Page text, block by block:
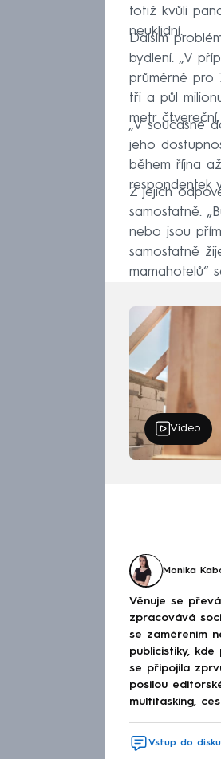
totiž kvůli
neuklidní.
Dalším
bydlení. „V
průměrně pro
tři a půl
metr
„V současné
jeho
během října
respondentek
Z jejich
samostatně.
nebo jsou
samostatně
mamahotelů“
Video
Monika
Věnuje se
zpracovává
se zaměřením
publicistiky, kde
se připojila
posilou
multitasking,
Vstup do